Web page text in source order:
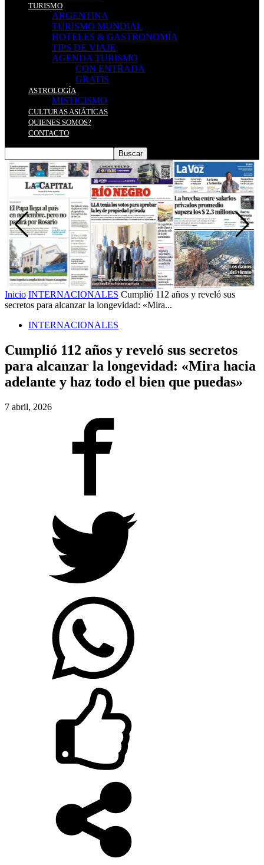
TURISMO
ARGENTINA
TURISMO MUNDIAL
HOTELES & GASTRONOMÍA
TIPS DE VIAJE
AGENDA TURISMO
CON ENTRADA
GRATIS
ASTROLOGÍA
MISTICISMO
CULTURAS ASIÁTICAS
QUIENES SOMOS?
CONTACTO
Inicio INTERNACIONALES Cumplió 112 años y reveló sus
secretos para alcanzar la longevidad: «Mira...
INTERNACIONALES
Cumplió 112 años y reveló sus secretos
para alcanzar la longevidad: «Mira hacia
adelante y haz todo el bien que puedas»
7 abril, 2026